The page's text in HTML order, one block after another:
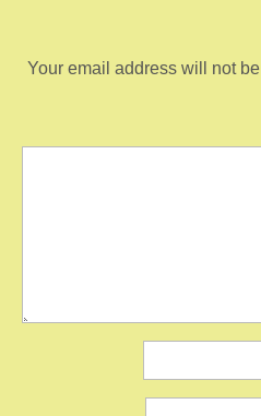
Your email address will not